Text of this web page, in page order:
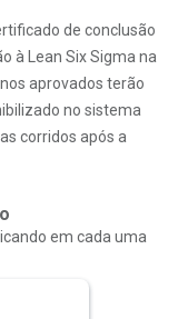
de conclusão
à Lean Six Sigma na
aprovados terão
no sistema
corridos após a
em cada uma